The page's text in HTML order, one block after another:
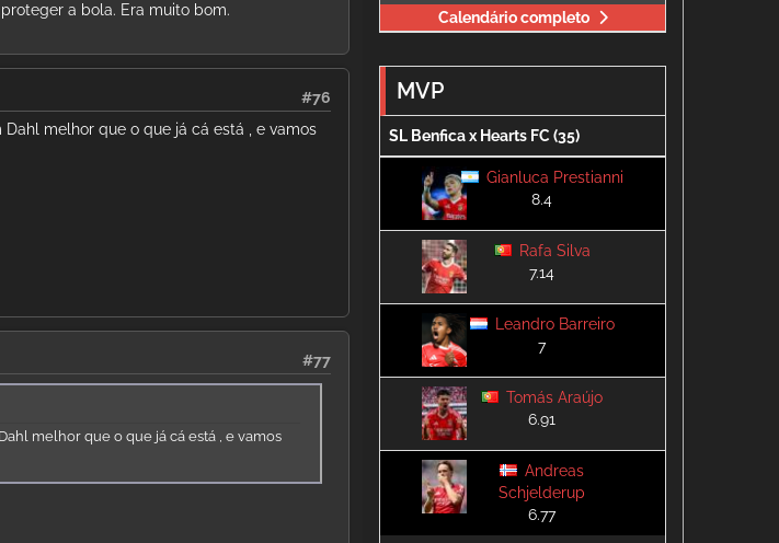
a bola. Era muito bom.
#76
melhor que o que já cá está , e vamos
#77
melhor que o que já cá está , e vamos
Calendário completo
MVP
SL Benfica x Hearts FC (35)
Gianluca Prestianni
8.4
Rafa Silva
7.14
Leandro Barreiro
7
Tomás Araújo
6.91
Andreas
Schjelderup
6.77